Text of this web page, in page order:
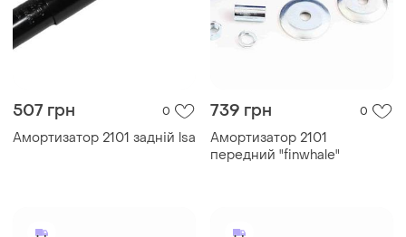
507 грн 0
Амортизатор 2101 задній lsa
739 грн 0
Амортизатор 2101
передний "finwhale"